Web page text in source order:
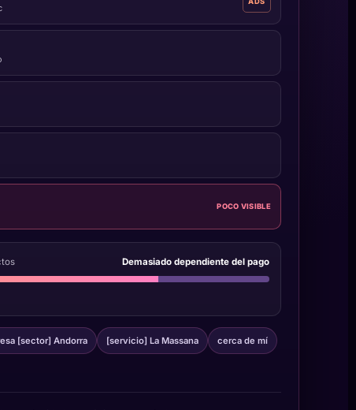
POCO VISIBLE
Demasiado dependiente del pago
[sector] Andorra [servicio] La Massana cerca de mí